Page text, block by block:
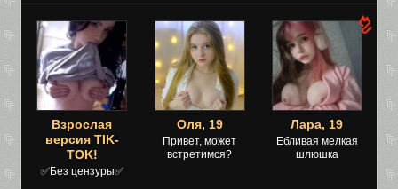
Взрослая
версия TIK-
TOK!
✅Без цензуры✅
Оля, 19
Привет, может
встретимся?
Лара, 19
Ебливая мелкая
шлюшка